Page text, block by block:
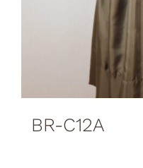
BR-C12A